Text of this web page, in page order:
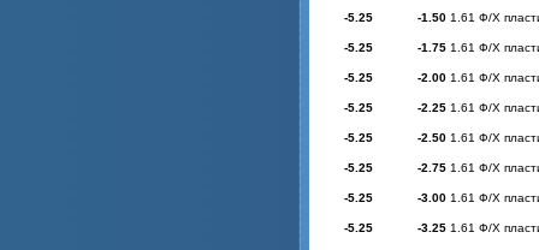
-5.25 -1.50 1.61 Ф/Х
-5.25 -1.75 1.61 Ф/Х
-5.25 -2.00 1.61 Ф/Х
-5.25 -2.25 1.61 Ф/Х
-5.25 -2.50 1.61 Ф/Х
-5.25 -2.75 1.61 Ф/Х
-5.25 -3.00 1.61 Ф/Х
-5.25 -3.25 1.61 Ф/Х